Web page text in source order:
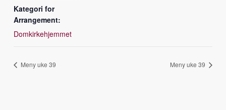
Kategori for
Arrangement:
Domkirkehjemmet
Meny uke 39 Meny uke 39